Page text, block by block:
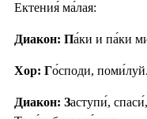
Ектения́ ма́лая:
Диакон: Па́ки и па́ки
Хор: Го́споди, поми́луй.
Диакон: Заступи́,